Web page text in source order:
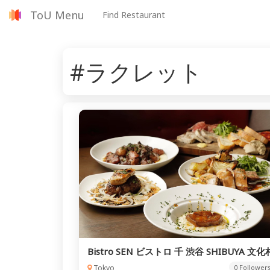
ToU Menu Find Restaurant
#ラクレット
Bistro SEN ビストロ 千 渋谷 SHIBUYA 文化
Tokyo 0